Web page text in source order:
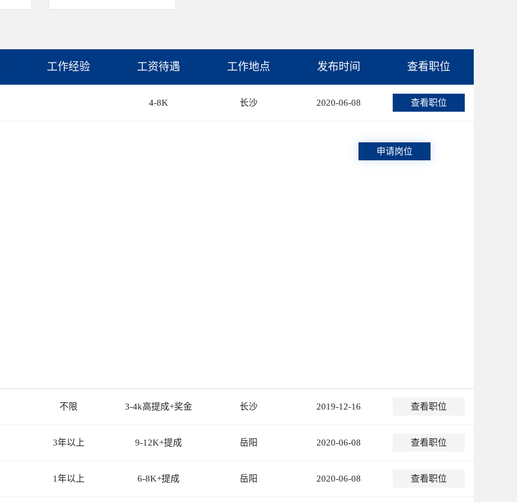
工作经验 工资待遇 工作地点 发布时间 查看职位
4-8K 长沙 2020-06-08 查看职位
申请岗位
不限 3-4k高提成+奖金 长沙 2019-12-16 查看职位
3年以上 9-12K+提成 岳阳 2020-06-08 查看职位
1年以上 6-8K+提成 岳阳 2020-06-08 查看职位